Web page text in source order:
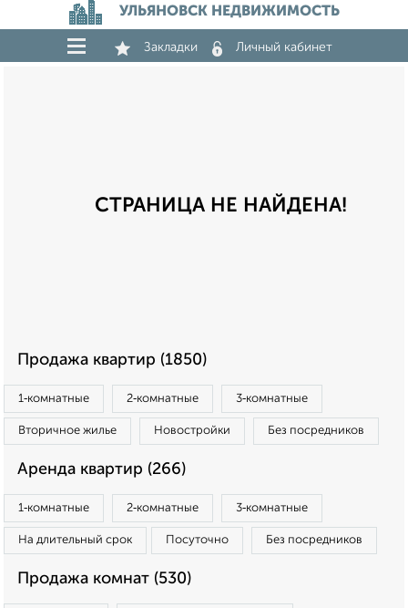
УЛЬЯНОВСК НЕДВИЖИМОСТЬ
Закладки Личный кабинет
СТРАНИЦА НЕ НАЙДЕНА!
Продажа квартир (1850)
1‑комнатные 2‑комнатные 3‑комнатные
Вторичное жилье Новостройки Без посредников
Аренда квартир (266)
1‑комнатные 2‑комнатные 3‑комнатные
На длительный срок Посуточно Без посредников
Продажа комнат (530)